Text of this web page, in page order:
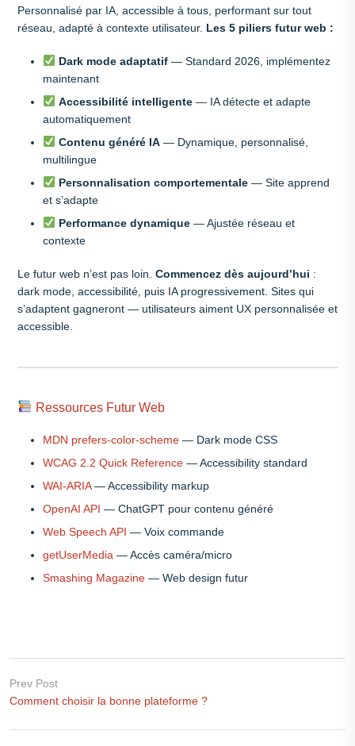
Personnalisé par IA, accessible à tous, performant sur tout
réseau, adapté à contexte utilisateur. Les 5 piliers futur web :
Dark mode adaptatif— Standard 2026, implémentez
maintenant
Accessibilité intelligente— IA détecte et adapte
automatiquement
Contenu généré IA— Dynamique, personnalisé,
multilingue
Personnalisation comportementale— Site apprend
et s’adapte
Performance dynamique— Ajustée réseau et
contexte
Le futur web n’est pas loin. Commencez dès aujourd’hui :
dark mode, accessibilité, puis IA progressivement. Sites qui
s’adaptent gagneront — utilisateurs aiment UX personnalisée et
accessible.
Ressources Futur Web
MDN prefers-color-scheme — Dark mode CSS
WCAG 2.2 Quick Reference — Accessibility standard
WAI-ARIA— Accessibility markup
OpenAI API — ChatGPT pour contenu généré
Web Speech API — Voix commande
getUserMedia — Accès caméra/micro
Smashing Magazine — Web design futur
Prev Post
Comment choisir la bonne plateforme ?